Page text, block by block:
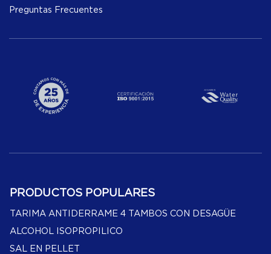
Preguntas Frecuentes
PRODUCTOS POPULARES
TARIMA ANTIDERRAME 4 TAMBOS CON DESAGÜE
ALCOHOL ISOPROPILICO
SAL EN PELLET